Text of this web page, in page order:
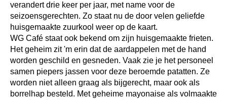
verandert drie keer per jaar, met name voor de
seizoensgerechten. Zo staat nu de door velen geliefde
huisgemaakte zuurkool weer op de kaart.
WG Café staat ook bekend om zijn huisgemaakte frieten.
Het geheim zit 'm erin dat de aardappelen met de hand
worden geschild en gesneden. Vaak zie je het personeel
samen piepers jassen voor deze beroemde patatten. Ze
worden niet alleen graag als bijgerecht, maar ook als
borrelhap besteld. Met geheime mayonaise als volmaakte